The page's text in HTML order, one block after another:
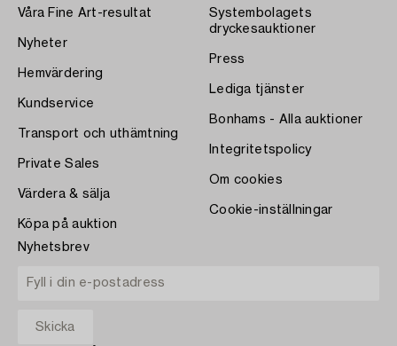
Våra Fine Art-resultat
Nyheter
Hemvärdering
Kundservice
Transport och uthämtning
Private Sales
Värdera & sälja
Köpa på auktion
Systembolagets
dryckesauktioner
Press
Lediga tjänster
Bonhams - Alla auktioner
Integritetspolicy
Om cookies
Cookie-inställningar
Nyhetsbrev